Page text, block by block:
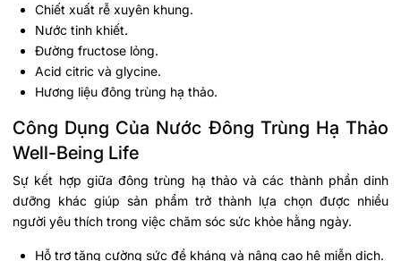
Chiết xuất rễ xuyên khung.
Nước tinh khiết.
Đường fructose lỏng.
Acid citric và glycine.
Hương liệu đông trùng hạ thảo.
Công Dụng Của Nước Đông Trùng Hạ Thảo
Well-Being Life
Sự kết hợp giữa đông trùng hạ thảo và các thành phần dinh
dưỡng khác giúp sản phẩm trở thành lựa chọn được nhiều
người yêu thích trong việc chăm sóc sức khỏe hằng ngày.
Hỗ trợ tăng cường sức đề kháng và nâng cao hệ miễn dịch.